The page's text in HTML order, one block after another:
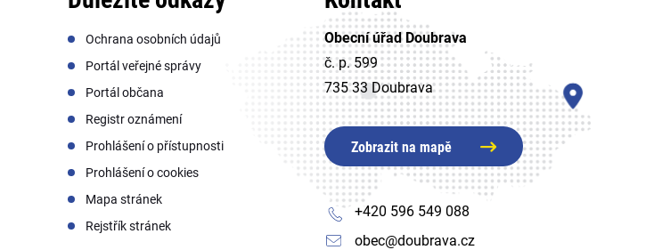
Ochrana osobních údajů
Portál veřejné správy
Portál občana
Registr oznámení
Prohlášení o přístupnosti
Prohlášení o cookies
Mapa stránek
Rejstřík stránek
Obecní úřad Doubrava
č. p. 599
735 33 Doubrava
Zobrazit na mapě
+420 596 549 088
obec@doubrava.cz